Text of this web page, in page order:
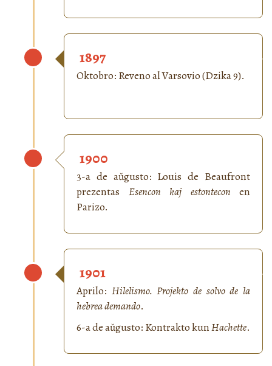
1897
Oktobro: Reveno al Varsovio (Dzika 9).
1900
3-a de aŭgusto: Louis de Beaufront
prezentas Esencon kaj estontecon en
Parizo.
1901
Aprilo: Hilelismo. Projekto de solvo de la
hebrea demando.
6-a de aŭgusto: Kontrakto kunHachette.